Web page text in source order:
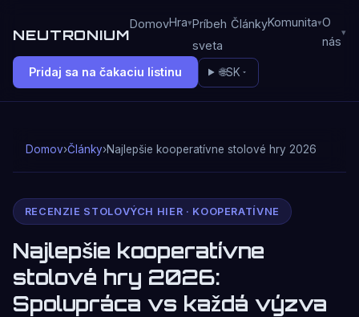
NEUTRONIUM
DomovHra Príbeh
sveta
ČlánkyKomunita O
nás
Pridaj sa na čakaciu listinu 🌐SK
Domov›Články›Najlepšie kooperatívne stolové hry 2026
RECENZIE STOLOVÝCH HIER · KOOPERATÍVNE
Najlepšie kooperatívne
stolové hry 2026:
Spolupráca vs každá výzva